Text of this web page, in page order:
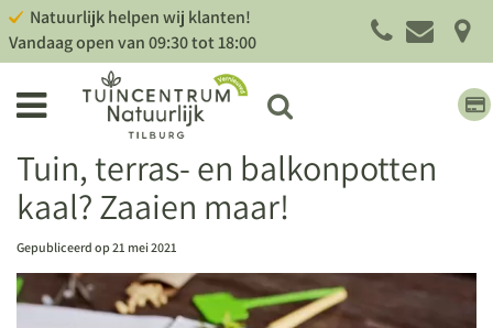
Natuurlijk helpen wij klanten!
Vandaag open van09:30tot18:00
Tuin, terras- en balkonpotten
kaal? Zaaien maar!
Gepubliceerd op21 mei 2021